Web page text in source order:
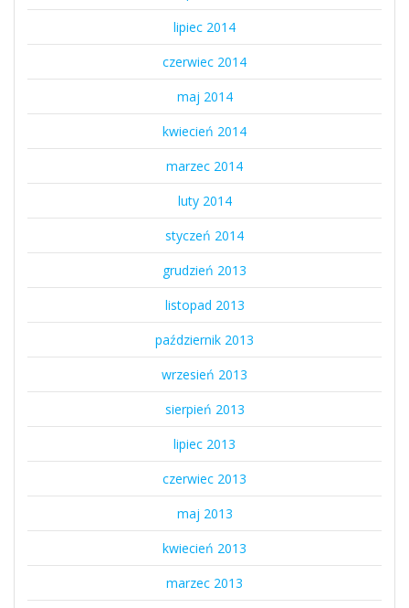
lipiec 2014
czerwiec 2014
maj 2014
kwiecień 2014
marzec 2014
luty 2014
styczeń 2014
grudzień 2013
listopad 2013
październik 2013
wrzesień 2013
sierpień 2013
lipiec 2013
czerwiec 2013
maj 2013
kwiecień 2013
marzec 2013